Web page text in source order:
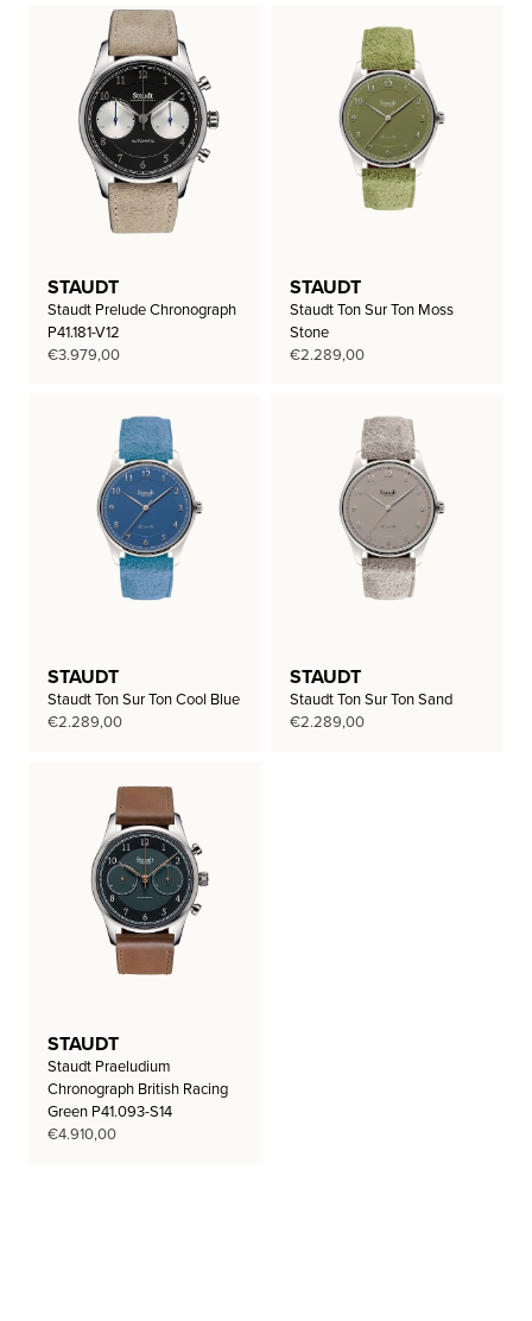
STAUDT
Staudt Prelude Chronograph
P41.181-V12
€3.979,00
STAUDT
Staudt Ton Sur Ton Moss
Stone
€2.289,00
STAUDT
Staudt Ton Sur Ton Cool Blue
€2.289,00
STAUDT
Staudt Ton Sur Ton Sand
€2.289,00
STAUDT
Staudt Praeludium
Chronograph British Racing
Green P41.093-S14
€4.910,00